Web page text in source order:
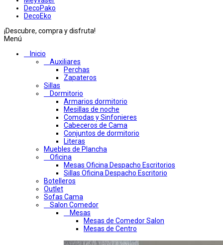
DecoPako
DecoEko
¡Descubre, compra y disfruta!
Menú
Inicio
Auxiliares
Perchas
Zapateros
Sillas
Dormitorio
Armarios dormitorio
Mesillas de noche
Comodas y Sinfonieres
Cabeceros de Cama
Conjuntos de dormitorio
Literas
Muebles de Plancha
Oficina
Mesas Oficina Despacho Escritorios
Sillas Oficina Despacho Escritorio
Botelleros
Outlet
Sofas Cama
Salon Comedor
Mesas
Mesas de Comedor Salon
Mesas de Centro